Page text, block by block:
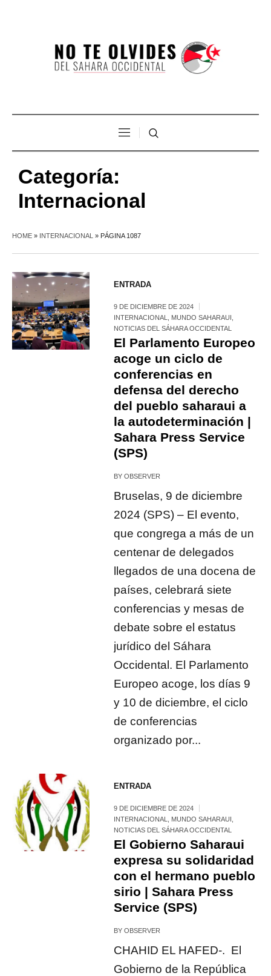
Categoría:
Internacional
HOME » INTERNACIONAL » PÁGINA 1087
ENTRADA
9 DE DICIEMBRE DE 2024
INTERNACIONAL
MUNDO SAHARAUI
NOTICIAS DEL SÁHARA OCCIDENTAL
El Parlamento Europeo
acoge un ciclo de
conferencias en
defensa del derecho
del pueblo saharaui a
la autodeterminación |
Sahara Press Service
(SPS)
BYOBSERVER
Bruselas, 9 de diciembre
2024 (SPS) – El evento,
que congrega a más de un
centenar de delegados
llegados de una docena de
países, celebrará siete
conferencias y mesas de
debate sobre el estatus
jurídico del Sáhara
Occidental. El Parlamento
Europeo acoge, los días 9
y 10 de diciembre, el ciclo
de conferencias
organizado por...
ENTRADA
9 DE DICIEMBRE DE 2024
INTERNACIONAL
MUNDO SAHARAUI
NOTICIAS DEL SÁHARA OCCIDENTAL
El Gobierno Saharaui
expresa su solidaridad
con el hermano pueblo
sirio | Sahara Press
Service (SPS)
BYOBSERVER
CHAHID EL HAFED-. El
Gobierno de la República